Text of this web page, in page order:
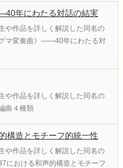
年にわたる対話の結実
や作品を詳しく解説した同名の
マ変奏曲》――40年にわたる対
や作品を詳しく解説した同名の
曲４種類
構造とモチーフ的統一性
や作品を詳しく解説した同名の
における和声的構造とモチーフ